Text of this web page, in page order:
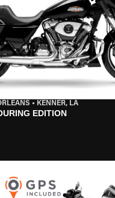
• KENNER, LA
EDITION